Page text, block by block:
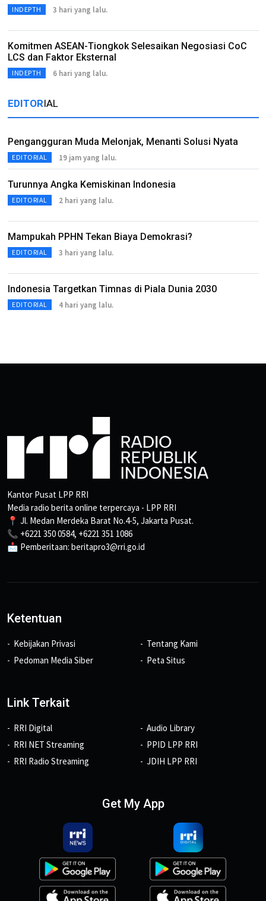
INDEPTH 3 hari yang lalu.
Komitmen ASEAN-Tiongkok Selesaikan Negosiasi CoC
LCS dan Faktor Eksternal
INDEPTH 6 hari yang lalu.
EDITORIAL
Pengangguran Muda Melonjak, Menanti Solusi Nyata
EDITORIAL 19 jam yang lalu.
Turunnya Angka Kemiskinan Indonesia
EDITORIAL 2 hari yang lalu.
Mampukah PPHN Tekan Biaya Demokrasi?
EDITORIAL 3 hari yang lalu.
Indonesia Targetkan Timnas di Piala Dunia 2030
EDITORIAL 4 hari yang lalu.
Kantor Pusat LPP RRI
Media radio berita online terpercaya - LPP RRI
📍 Jl. Medan Merdeka Barat No.4-5, Jakarta Pusat.
📞 +6221 350 0584, +6221 351 1086
📩 Pemberitaan: beritapro3@rri.go.id
Ketentuan
Kebijakan Privasi
Pedoman Media Siber
Tentang Kami
Peta Situs
Link Terkait
RRI Digital
RRI NET Streaming
RRI Radio Streaming
Audio Library
PPID LPP RRI
JDIH LPP RRI
Get My App